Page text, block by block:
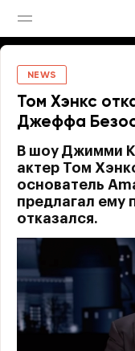
NEWS
Том Хэнкс
Джеффа
В шоу Джимми
актер Том
основатель
предлагал ему
отказался.